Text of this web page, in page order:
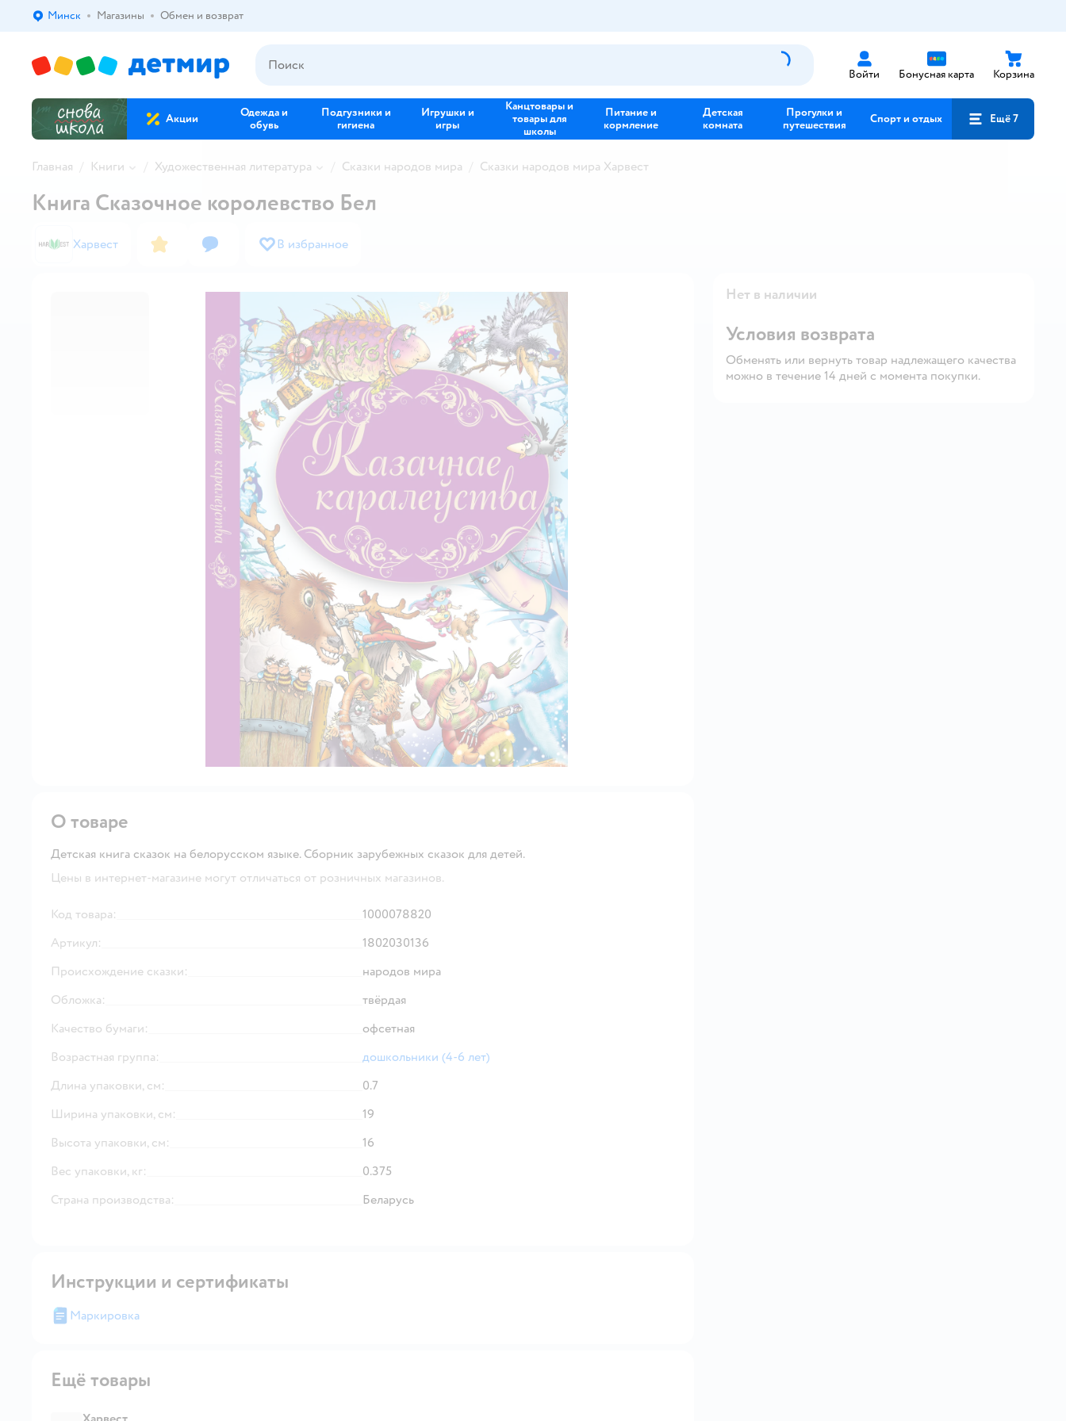
Выбор адреса доставки.
Минск Магазины Обмен и возврат
Войти Бонусная карта Корзина
Акции
Одежда и
обувь
Подгузники и
гигиена
Игрушки и
игры
Канцтовары и
товары для
школы
Питание и
кормление
Детская
комната
Прогулки и
путешествия
Спорт и отдых Ещё 7
Главная Книги Художественная литература Сказки народов мира Сказки народов мира Харвест
Книга Сказочное королевство Бел
Харвест В избранное
Нет в наличии
Условия возврата
Обменять или вернуть товар надлежащего качества
можно в течение 14 дней с момента покупки.
О товаре
Детская книга сказок на белорусском языке. Сборник зарубежных сказок для детей.
Цены в интернет-магазине могут отличаться от розничных магазинов.
Код товара:
1000078820
Артикул:
1802030136
Происхождение сказки:
народов мира
Обложка:
твёрдая
Качество бумаги:
офсетная
Возрастная группа:
дошкольники (4-6 лет)
Длина упаковки, см:
0.7
Ширина упаковки, см:
19
Высота упаковки, см:
16
Вес упаковки, кг:
0.375
Страна производства:
Беларусь
Инструкции и сертификаты
Маркировка
Ещё товары